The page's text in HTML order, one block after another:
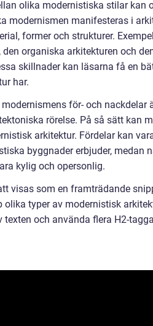
olika modernistiska stilar kan
modernismen manifesteras i
former och strukturer.
organiska arkitekturen och
skillnader kan läsarna få en
har.
för- och nackdelar
rörelse. På så sätt kan
arkitektur. Fördelar kan
byggnader erbjuder, medan
kylig och opersonlig.
visas som en framträdande
typer av modernistisk
texten och använda flera H2-